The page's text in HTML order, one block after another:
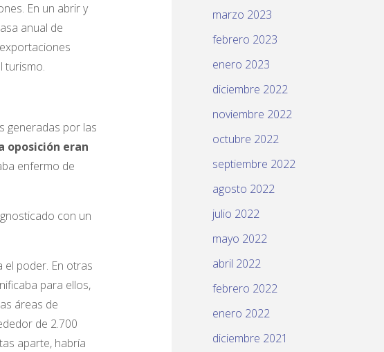
En un abrir y
anual de
turismo.
generadas por las
oposición eran
enfermo de
con un
el poder. En otras
para ellos,
áreas de
de 2.700
aparte, habría
marzo 2023
febrero 2023
enero 2023
diciembre 2022
noviembre 2022
octubre 2022
septiembre 2022
agosto 2022
julio 2022
mayo 2022
abril 2022
febrero 2022
enero 2022
diciembre 2021